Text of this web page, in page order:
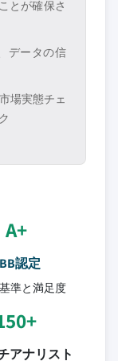
とが確保さ
データの信
場実態チェ
A+
認定
準と満足度
アナリスト